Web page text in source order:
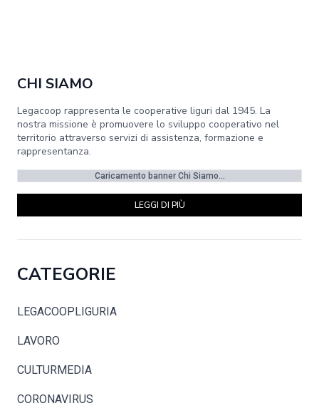
CHI SIAMO
Legacoop rappresenta le cooperative liguri dal 1945. La
nostra missione è promuovere lo sviluppo cooperativo nel
territorio attraverso servizi di assistenza, formazione e
rappresentanza.
Caricamento banner Chi Siamo...
LEGGI DI PIÙ
CATEGORIE
LEGACOOPLIGURIA
LAVORO
CULTURMEDIA
CORONAVIRUS